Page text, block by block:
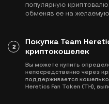
популярную
обменяв ее на желаемую
2
Покупка Team
криптокошелек
Вы можете купить
непосредственно через
поддерживается
Heretics Fan Token (TH),